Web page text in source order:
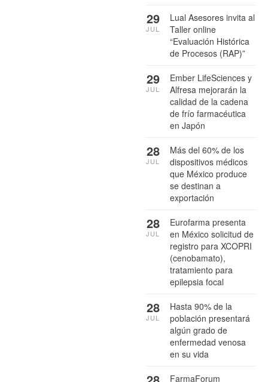
Lual Asesores invita al
Taller online
“Evaluación Histórica
de Procesos (RAP)”
29
JUL
Ember LifeSciences y
Alfresa mejorarán la
calidad de la cadena
de frío farmacéutica
en Japón
29
JUL
Más del 60% de los
dispositivos médicos
que México produce
se destinan a
exportación
28
JUL
Eurofarma presenta
en México solicitud de
registro para XCOPRI
(cenobamato),
tratamiento para
epilepsia focal
28
JUL
Hasta 90% de la
población presentará
algún grado de
enfermedad venosa
en su vida
28
JUL
FarmaForum